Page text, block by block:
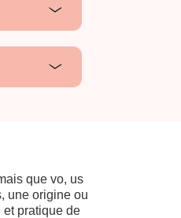
que vo, us
une origine ou
et pratique de